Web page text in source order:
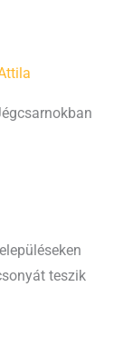
teszik